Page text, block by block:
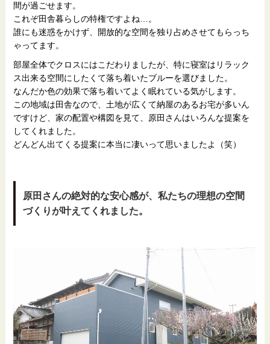
間が過ごせます。
これぞ田舎暮らしの特権ですよね…。
誰にも迷惑をかけず、開放的な空間を独り占めさせてもらっち
ゃってます。
部屋全体でクロスにはこだわりましたが、特に寝室はリラック
ス出来る空間にしたくて落ち着いたブルーを選びました。
なんだか色の効果で落ち着いてよく眠れている気がします。
この地域は田舎なので、土地が広くて納屋のあるお宅が多いん
ですけど、家の配置や構図を見て、原田さんはいろんな提案を
してくれました。
どんどん出てくる提案に本当に凄いって思いましたよ（笑）
原田さんの絶対的な安心感が、私たちの理想の空間
づくりが叶えてくれました。